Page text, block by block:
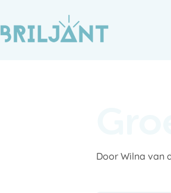
de
inhoud
Door Wilna van